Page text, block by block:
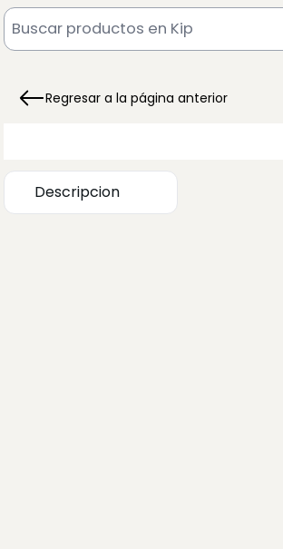
Regresar a la página anterior
Descripcion